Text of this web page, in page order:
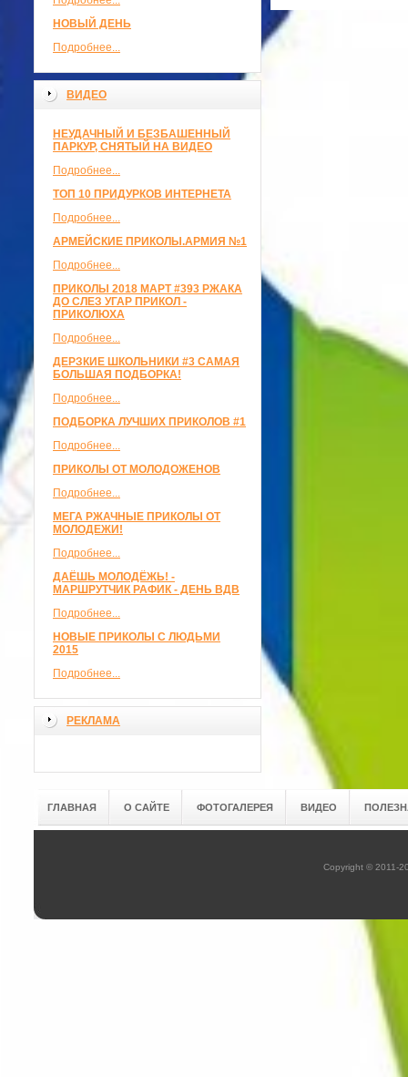
НОВЫЙ ДЕНЬ
Подробнее...
ВИДЕО
НЕУДАЧНЫЙ И БЕЗБАШЕННЫЙ
ПАРКУР, СНЯТЫЙ НА ВИДЕО
Подробнее...
ТОП 10 ПРИДУРКОВ ИНТЕРНЕТА
Подробнее...
АРМЕЙСКИЕ ПРИКОЛЫ.АРМИЯ №1
Подробнее...
ПРИКОЛЫ 2018 МАРТ #393 РЖАКА
ДО СЛЕЗ УГАР ПРИКОЛ -
ПРИКОЛЮХА
Подробнее...
ДЕРЗКИЕ ШКОЛЬНИКИ #3 САМАЯ
БОЛЬШАЯ ПОДБОРКА!
Подробнее...
ПОДБОРКА ЛУЧШИХ ПРИКОЛОВ #1
Подробнее...
ПРИКОЛЫ ОТ МОЛОДОЖЕНОВ
Подробнее...
МЕГА РЖАЧНЫЕ ПРИКОЛЫ ОТ
МОЛОДЕЖИ!
Подробнее...
ДАЁШЬ МОЛОДЁЖЬ! -
МАРШРУТЧИК РАФИК - ДЕНЬ ВДВ
Подробнее...
НОВЫЕ ПРИКОЛЫ С ЛЮДЬМИ
2015
Подробнее...
РЕКЛАМА
ГЛАВНАЯ О САЙТЕ ФОТОГАЛЕРЕЯ ВИДЕО
Copyright © 2011-